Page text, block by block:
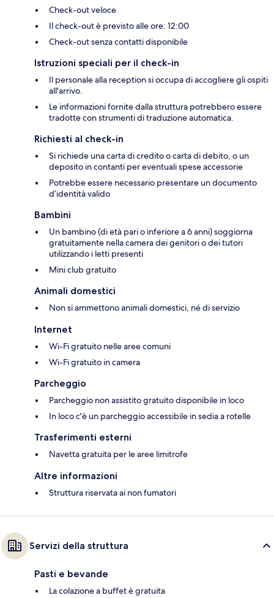
Check-out veloce
Il check-out è previsto alle ore: 12:00
Check-out senza contatti disponibile
Istruzioni speciali per il check-in
Il personale alla reception si occupa di accogliere gli ospiti
all'arrivo.
Le informazioni fornite dalla struttura potrebbero essere
tradotte con strumenti di traduzione automatica.
Richiesti al check-in
Si richiede una carta di credito o carta di debito, o un
deposito in contanti per eventuali spese accessorie
Potrebbe essere necessario presentare un documento
d’identità valido
Bambini
Un bambino (di età pari o inferiore a 6 anni) soggiorna
gratuitamente nella camera dei genitori o dei tutori
utilizzando i letti presenti
Mini club gratuito
Animali domestici
Non si ammettono animali domestici, né di servizio
Internet
Wi-Fi gratuito nelle aree comuni
Wi-Fi gratuito in camera
Parcheggio
Parcheggio non assistito gratuito disponibile in loco
In loco c'è un parcheggio accessibile in sedia a rotelle
Trasferimenti esterni
Navetta gratuita per le aree limitrofe
Altre informazioni
Struttura riservata ai non fumatori
Servizi della struttura
Pasti e bevande
La colazione a buffet è gratuita